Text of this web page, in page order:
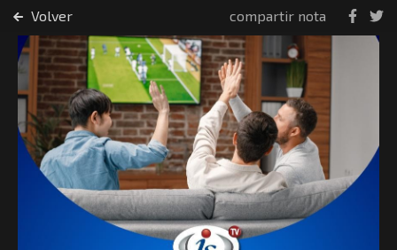
Volver compartir nota